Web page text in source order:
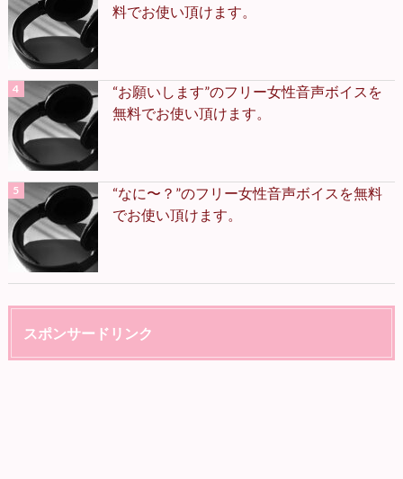
料でお使い頂けます。
“お願いします”のフリー女性音声ボイスを
無料でお使い頂けます。
“なに〜？”のフリー女性音声ボイスを無料
でお使い頂けます。
スポンサードリンク